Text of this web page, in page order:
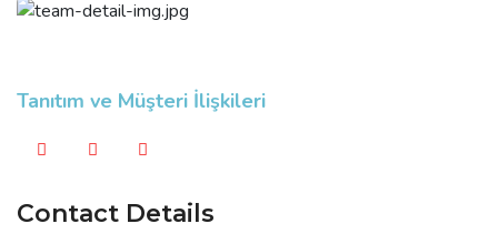
Tanıtım ve Müşteri İlişkileri
Contact Details